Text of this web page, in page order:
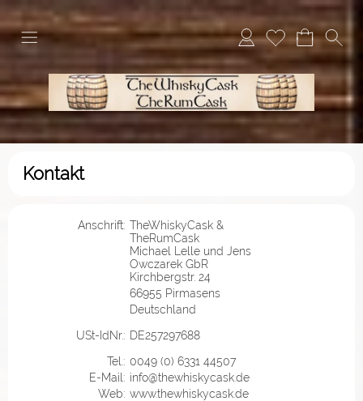
Kontakt
Anschrift: TheWhiskyCask &
TheRumCask
Michael Lelle und Jens
Owczarek GbR
Kirchbergstr. 24
66955 Pirmasens
Deutschland
USt-IdNr.: DE257297688
Tel.: 0049 (0) 6331 44507
E-Mail: info@thewhiskycask.de
Web: www.thewhiskycask.de